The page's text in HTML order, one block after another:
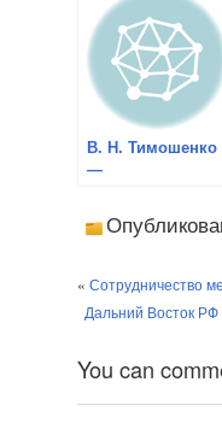
В. Н. Тимошенко
—
перспективы для
АТР
« Сотрудничество
Дальний Восток РФ
You can